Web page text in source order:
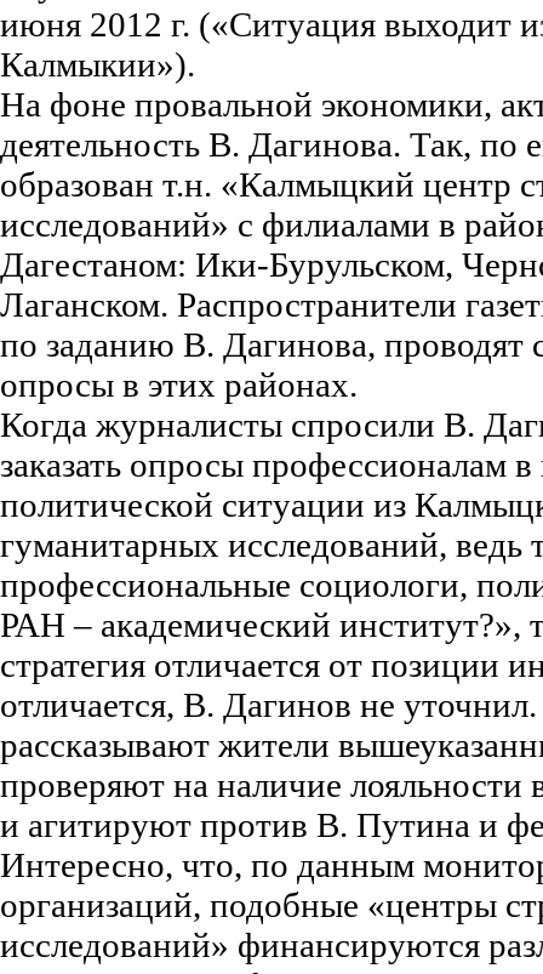
июня 2012 г. («Ситуация выходит
Калмыкии»).
На фоне провальной экономики,
деятельность В. Дагинова. Так, по
образован т.н. «Калмыцкий центр
исследований» с филиалами в
Дагестаном: Ики-Бурульском,
Лаганском. Распространители
по заданию В. Дагинова, проводят
опросы в этих районах.
Когда журналисты спросили В.
заказать опросы профессионалам
политической ситуации из
гуманитарных исследований, ведь
профессиональные социологи,
РАН – академический институт?»,
стратегия отличается от позиции
отличается, В. Дагинов не
рассказывают жители
проверяют на наличие
и агитируют против В. Путина и
Интересно, что, по данным
организаций, подобные «центры
исследований» финансируются